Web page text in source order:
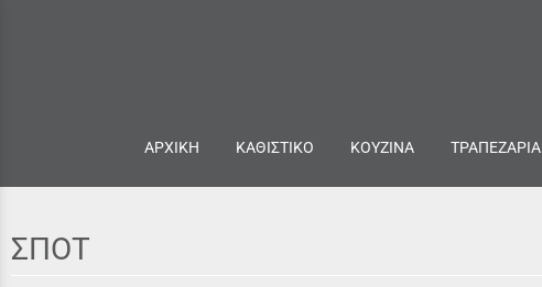
ΑΡΧΙΚΗ ΚΑΘΙΣΤΙΚΟ ΚΟΥΖΙΝΑ ΤΡΑΠΕΖΑΡΙΑ
ΣΠΟΤ